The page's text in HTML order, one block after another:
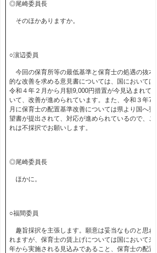
◎尾崎委員長
そのほかありますか。
○濵辺委員
今回の保育所等の最低基準と保育士の処遇の抜本
的な改善を求める意見書については、国においては
令和４年２月から月額9,000円措置が今見込まれて
いて、改善が進められています。また、令和３年7
月に保育士の配置基準改善については県より国へ要
望書が提出されて、対応が進められているので、こ
れは不採択でお願いします。
◎尾崎委員長
ほかに。
○福間委員
趣旨採択を主張します。願意は妥当なものと思わ
れますが、保育士の賃上げについては国において来
年から実施される見込みであること、保育士の配置